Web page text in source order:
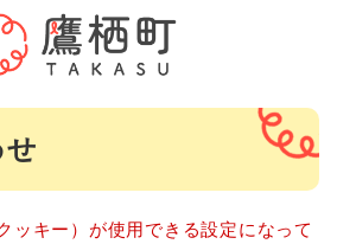
ューを飛ばして本文へ
ッキー）が使用できる設定になって